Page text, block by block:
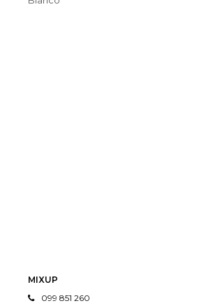
MIXUP
099 851 260